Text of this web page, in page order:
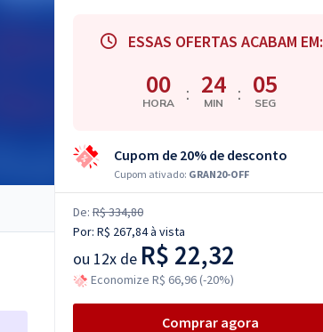
ESSAS OFERTAS ACABAM EM:
00
HORA : 24
MIN : 04
SEG
Cupom de 20% de desconto
Cupom ativado: GRAN20-OFF
De: R$ 334,80
Por: R$ 267,84à vista
ou 12x de R$ 22,32
Economize R$ 66,96 (-20%)
Comprar agora